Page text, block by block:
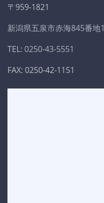
〒959-1821
新潟県五泉市赤海845番地1
TEL: 0250-43-5551
FAX: 0250-42-1151